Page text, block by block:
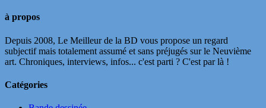
à propos
Depuis 2008, Le Meilleur de la BD vous propose un regard
subjectif mais totalement assumé et sans préjugés sur le Neuvième
art. Chroniques, interviews, infos... c'est parti ? C'est par là !
Catégories